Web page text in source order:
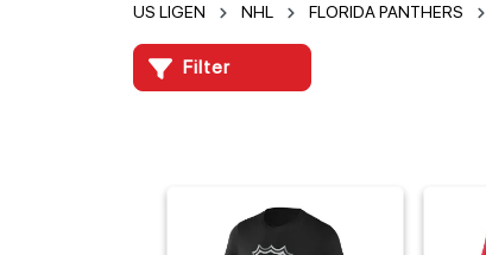
US LIGEN NHL FLORIDA PANTHERS
Filter